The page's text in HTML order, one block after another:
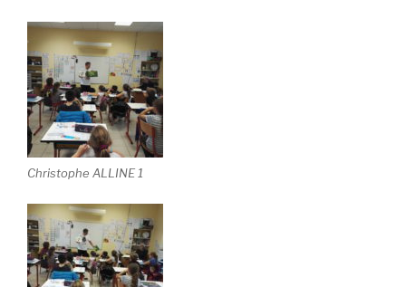
Christophe ALLINE 1